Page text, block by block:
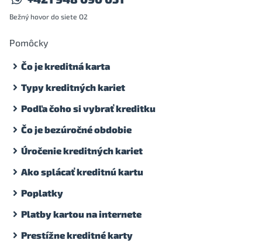
Bežný hovor do siete O2
Pomôcky
Čo je kreditná karta
Typy kreditných kariet
Podľa čoho si vybrať kreditku
Čo je bezúročné obdobie
Úročenie kreditných kariet
Ako splácať kreditnú kartu
Poplatky
Platby kartou na internete
Prestížne kreditné karty